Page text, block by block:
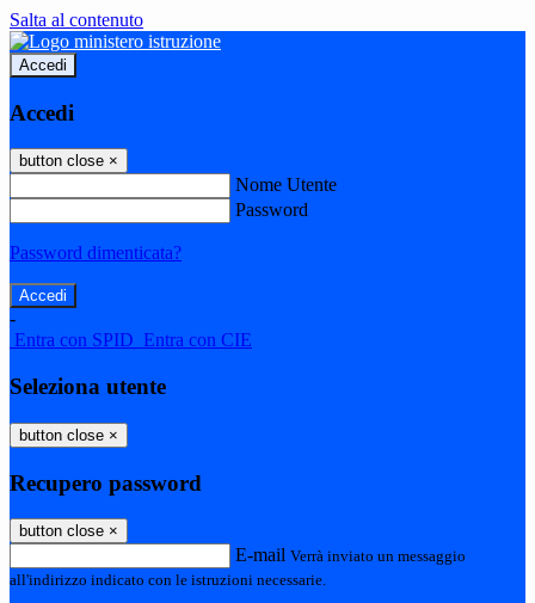
Salta al contenuto
Accedi
Accedi
button close ×
Nome Utente
Password
Password dimenticata?
-
Entra con SPID Entra con CIE
Seleziona utente
button close ×
Recupero password
button close ×
E-mail Verrà inviato un messaggio
all'indirizzo indicato con le istruzioni necessarie.